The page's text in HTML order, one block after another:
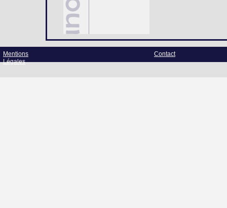
Mentions
Légales
Contact